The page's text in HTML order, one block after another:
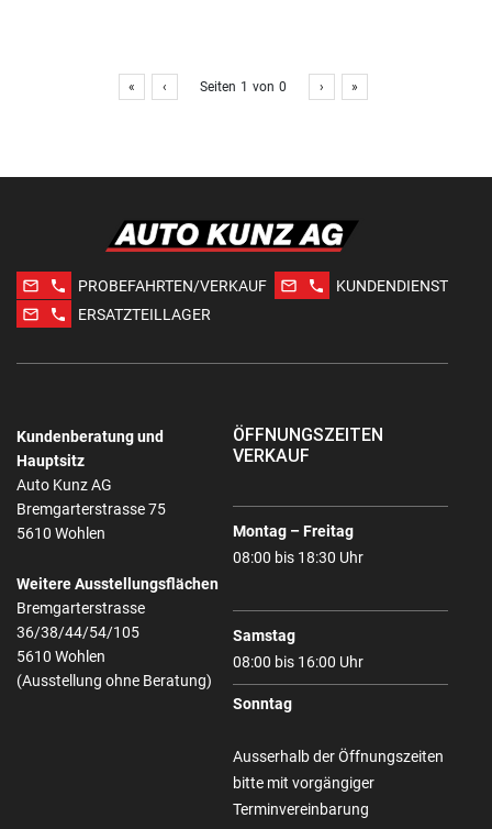
« ‹ Seiten 1 von 0 › »
mail_outline phone PROBEFAHRTEN/VERKAUF mail_outline phone
KUNDENDIENST
mail_outline
phone ERSATZTEILLAGER
Kundenberatung und
Hauptsitz
Auto Kunz AG
Bremgarterstrasse 75
5610 Wohlen
Weitere Ausstellungsflächen
Bremgarterstrasse
36/38/44/54/105
5610 Wohlen
(Ausstellung ohne Beratung)
ÖFFNUNGSZEITEN
VERKAUF
Montag – Freitag
08:00 bis 18:30 Uhr
Samstag
08:00 bis 16:00 Uhr
Sonntag
Ausserhalb der Öffnungszeiten
bitte mit vorgängiger
Terminvereinbarung